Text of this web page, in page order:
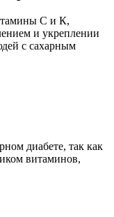
С и К,
и укреплении
с сахарным
диабете, так как
витаминов,